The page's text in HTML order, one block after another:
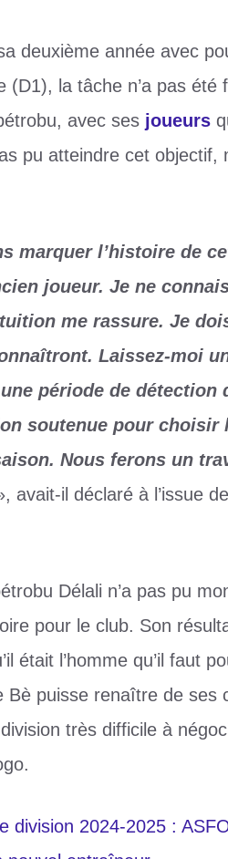
deuxième année avec
(D1), la tâche n’a pas
avec ses joueurs
pu atteindre cet objectif,
marquer l’histoire de
joueur. Je ne
me rassure. Je
Laissez-moi
période de
soutenue pour choisir
Nous ferons un
avait-il déclaré à l’issue
Délali n’a pas pu
pour le club. Son
était l’homme qu’il faut
Bè puisse renaître de ses
très difficile à
division 2024-2025 :